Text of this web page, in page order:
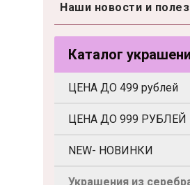
Наши новости и
Каталог
ЦЕНА ДО 499 рублей
ЦЕНА ДО 999 РУБЛЕЙ
NEW- НОВИНКИ
Украшения из